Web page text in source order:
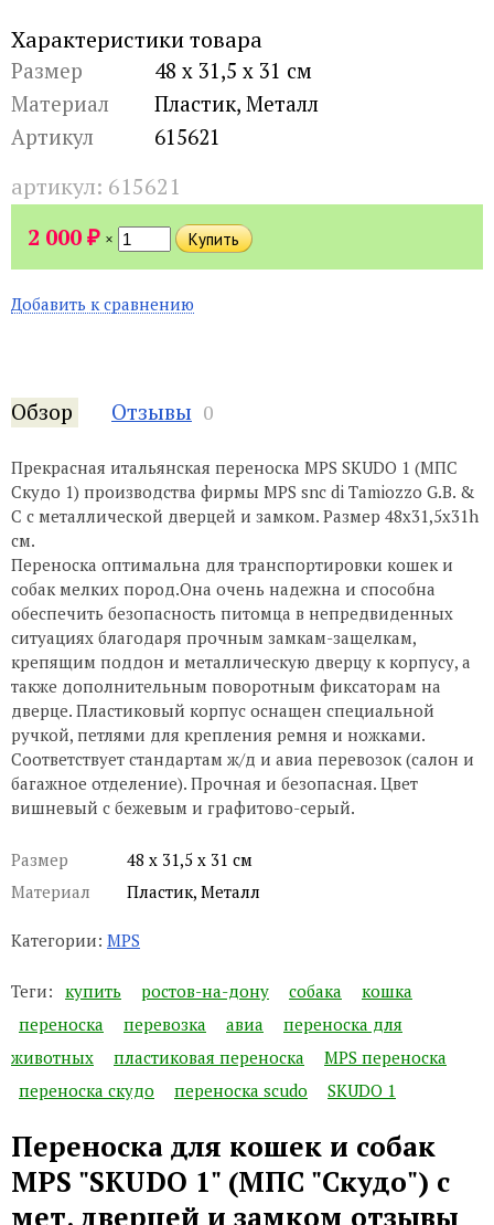
Характеристики товара
Размер
48 х 31,5 х 31 см
Материал
Пластик, Металл
Артикул
615621
артикул: 615621
2 000₽ ×
Добавить к сравнению
Обзор Отзывы 0
Прекрасная итальянская переноска MPS SKUDO 1 (МПС
Скудо 1) производства фирмы MPS snc di Tamiozzo G.B. &
C с металлической дверцей и замком. Размер 48х31,5х31h
см.
Переноска оптимальна для транспортировки кошек и
собак мелких пород.Она очень надежна и способна
обеспечить безопасность питомца в непредвиденных
ситуациях благодаря прочным замкам-защелкам,
крепящим поддон и металлическую дверцу к корпусу, а
также дополнительным поворотным фиксаторам на
дверце. Пластиковый корпус оснащен специальной
ручкой, петлями для крепления ремня и ножками.
Соответствует стандартам ж/д и авиа перевозок (салон и
багажное отделение). Прочная и безопасная. Цвет
вишневый с бежевым и графитово-серый.
Размер
48 х 31,5 х 31 см
Материал
Пластик, Металл
Категории: MPS
Теги: купить ростов-на-дону собака
кошка
переноска
перевозка авиа
переноска для
животных
пластиковая переноска
MPS переноска
переноска скудо
переноска scudo SKUDO 1
Переноска для кошек и собак
MPS "SKUDO 1" (МПС "Скудо") с
мет. дверцей и замком отзывы